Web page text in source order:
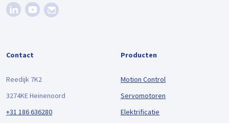
Contact
Reedijk 7K2
3274KE Heinenoord
+31 186 636280
Producten
Motion Control
Servomotoren
Elektrificatie